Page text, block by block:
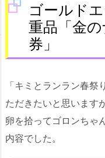
ゴールド
重品「金
券」
「キミとランラン春
ただきたいと思います
卵を拾ってゴロンちゃ
内容でした。